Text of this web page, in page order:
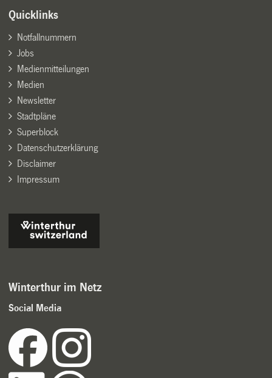
Quicklinks
Notfallnummern
Jobs
Medienmitteilungen
Medien
Newsletter
Stadtpläne
Superblock
Datenschutzerklärung
Disclaimer
Impressum
Winterthur im Netz
Social Media